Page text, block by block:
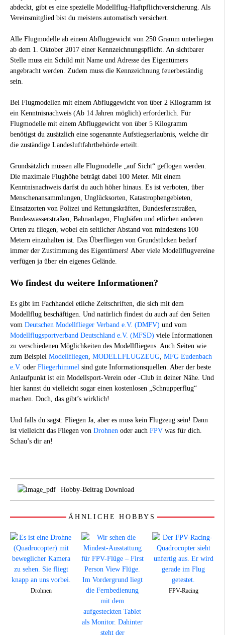
abdeckt, gibt es eine spezielle Modellflug-Haftpflichtversicherung. Als
Vereinsmitglied bist du meistens automatisch versichert.
Alle Flugmodelle ab einem Abfluggewicht von 250 Gramm unterliegen
ab dem 1. Oktober 2017 einer Kennzeichnungspflicht. An sichtbarer
Stelle muss ein Schild mit Name und Adresse des Eigentümers
angebracht werden. Zudem muss die Kennzeichnung feuerbeständig
sein.
Bei Flugmodellen mit einem Abfluggewicht von über 2 Kilogramm ist
ein Kenntnisnachweis (Ab 14 Jahren möglich) erforderlich. Für
Flugmodelle mit einem Abfluggewicht von über 5 Kilogramm
benötigst du zusätzlich eine sogenannte Aufstiegserlaubnis, welche dir
die zuständige Landesluftfahrtbehörde erteilt.
Grundsätzlich müssen alle Flugmodelle „auf Sicht“ geflogen werden.
Die maximale Flughöhe beträgt dabei 100 Meter. Mit einem
Kenntnisnachweis darfst du auch höher hinaus. Es ist verboten, über
Menschenansammlungen, Unglücksorten, Katastrophengebieten,
Einsatzorten von Polizei und Rettungskräften, Bundesfernstraßen,
Bundeswasserstraßen, Bahnanlagen, Flughäfen und etlichen anderen
Orten zu fliegen, wobei ein seitlicher Abstand von mindestens 100
Metern einzuhalten ist. Das Überfliegen von Grundstücken bedarf
immer der Zustimmung des Eigentümers! Aber viele Modellflugvereine
verfügen ja über ein eigenes Gelände.
Wo findest du weitere Informationen?
Es gibt im Fachhandel etliche Zeitschriften, die sich mit dem
Modellflug beschäftigen. Und natürlich findest du auch auf den Seiten
vom Deutschen Modellflieger Verband e.V. (DMFV) und vom
Modellflugsportverband Deutschland e.V. (MFSD) viele Informationen
zu verschiedenen Möglichkeiten des Modellfliegens. Auch Seiten wie
zum Beispiel Modellfliegen MODELLFLUGZEUG MFG Eudenbach
e.V. oder Fliegerhimmel sind gute Informationsquellen. Aber der beste
Anlaufpunkt ist ein Modellsport-Verein oder -Club in deiner Nähe. Und
hier kannst du vielleicht sogar einen kostenlosen „Schnupperflug“
machen. Doch, das gibt’s wirklich!
Und falls du sagst: Fliegen Ja, aber es muss kein Flugzeug sein! Dann
ist vielleicht das Fliegen von Drohnen oder auch FPV was für dich.
Schau’s dir an!
Hobby-Beitrag Download
ÄHNLICHE HOBBYS
Drohnen FPV-Racing